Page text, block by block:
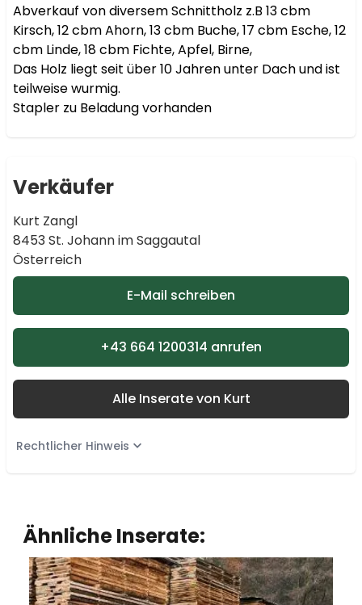
Abverkauf von diversem Schnittholz z.B 13 cbm
Kirsch, 12 cbm Ahorn, 13 cbm Buche, 17 cbm Esche, 12
cbm Linde, 18 cbm Fichte, Apfel, Birne,
Das Holz liegt seit über 10 Jahren unter Dach und ist
teilweise wurmig.
Stapler zu Beladung vorhanden
Verkäufer
Kurt Zangl
8453 St. Johann im Saggautal
Österreich
E-Mail schreiben
+43 664 1200314 anrufen
Alle Inserate von Kurt
Rechtlicher Hinweis
Ähnliche Inserate: